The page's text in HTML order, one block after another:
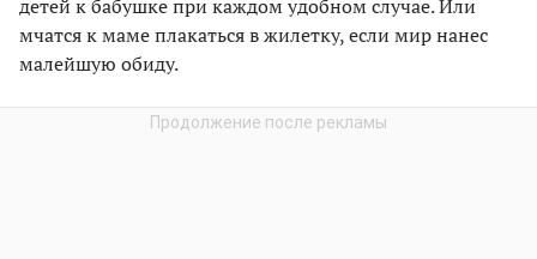
детей к бабушке при каждом удобном случае. Или
мчатся к маме плакаться в жилетку, если мир нанес
малейшую обиду.